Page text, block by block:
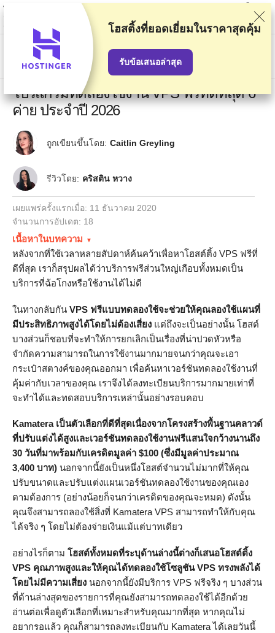
พวกเราจัดอันดับผู้ให้บริการตามการทดสอบและค้นคว้าอย่างเข้มงวด แต่ก็จะมี
การคำนึงถึงความคิดเห็นของคุณและข้อตกลงเชิงพาณิชย์ของเรากับผู้ให้บริการ
ด้วย หน้านี้มีลิงก์ affiliateการเปิดเผยข้อมูลการโฆษณา
โปรแกรมทดลองใช้งาน VPS ฟรีที่ดีที่สุด 6
ค่าย ประจำปี 2026
ถูกเขียนขึ้นโดย: Caitlin Greyling
รีวิวโดย: คริสติน หวาง
เผยแพร่ครั้งแรกเมื่อ: 11 ธันวาคม 2020
จำนวนการอัปเดต: 18
เนื้อหาในบทความ
หลังจากที่ใช้เวลาหลายสัปดาห์ค้นคว้าเพื่อหาโฮสต์ติ้ง VPS ฟรีที่
ดีที่สุด เราก็สรุปผลได้ว่าบริการฟรีส่วนใหญ่เกือบทั้งหมดเป็น
บริการที่ฉ้อโกงหรือใช้งานได้ไม่ดี
ในทางกลับกัน VPS ฟรีแบบทดลองใช้จะช่วยให้คุณลองใช้แผนที่
มีประสิทธิภาพสูงได้โดยไม่ต้องเสี่ยง แต่ถึงจะเป็นอย่างนั้น โฮสต์
บางส่วนก็ชอบที่จะทำให้การยกเลิกเป็นเรื่องที่น่าปวดหัวหรือ
จำกัดความสามารถในการใช้งานมากมายจนกว่าคุณจะเอา
กระเป๋าสตางค์ของคุณออกมา เพื่อค้นหาเวอร์ชันทดลองใช้งานที่
คุ้มค่ากับเวลาของคุณ เราจึงได้ลงทะเบียนบริการมากมายเท่าที่
จะทำได้และทดสอบบริการเหล่านั้นอย่างรอบคอบ
Kamatera เป็นตัวเลือกที่ดีที่สุดเนื่องจากโครงสร้างพื้นฐานคลาวด์
ที่ปรับแต่งได้สูงและเวอร์ชันทดลองใช้งานฟรีแสนใจกว้างนานถึง
30 วันที่มาพร้อมกับเครดิตมูลค่า $100 (ซึ่งมีมูลค่าประมาณ
3,400 บาท) นอกจากนี้ยังเป็นหนึ่งโฮสต์จำนวนไม่มากที่ให้คุณ
ปรับขนาดและปรับแต่งแผนเวอร์ชันทดลองใช้งานของคุณเอง
ตามต้องการ (อย่างน้อยก็จนกว่าเครดิตของคุณจะหมด) ดังนั้น
คุณจึงสามารถลองใช้สิ่งที่ Kamatera VPS สามารถทำให้กับคุณ
ได้จริง ๆ โดยไม่ต้องจ่ายเงินแม้แต่บาทเดียว
อย่างไรก็ตาม โฮสต์ทั้งหมดที่ระบุด้านล่างนี้ต่างก็เสนอโฮสต์ติ้ง
VPS คุณภาพสูงและให้คุณได้ทดลองใช้โซลูชัน VPS ทรงพลังได้
โดยไม่มีความเสี่ยง นอกจากนี้ยังมีบริการ VPS ฟรีจริง ๆ บางส่วน
ที่ด้านล่างสุดของรายการที่คุณยังสามารถทดลองใช้ได้อีกด้วย
อ่านต่อเพื่อดูตัวเลือกที่เหมาะสำหรับคุณมากที่สุด หากคุณไม่
อยากรอแล้ว คุณก็สามารถลงทะเบียนกับ Kamatera ได้เลยวันนี้
โฮสติ้งที่ยอดเยี่ยมในราคาสุดคุ้ม
รับข้อเสนอล่าสุด